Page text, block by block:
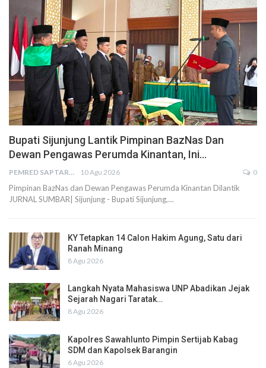
Bupati Sijunjung Lantik Pimpinan BazNas Dan
Dewan Pengawas Perumda Kinantan, Ini…
PEMRED SAPTARIUS 10 Agu 2026 0
Pimpinan BazNas dan Dewan Pengawas Perumda Kinantan Dilantik
JURNAL SUMBAR| Sijunjung - Bupati Sijunjung,…
KY Tetapkan 14 Calon Hakim Agung, Satu dari
Ranah Minang
8 Agu 2026
Langkah Nyata Mahasiswa UNP Abadikan Jejak
Sejarah Nagari Taratak…
8 Agu 2026
Kapolres Sawahlunto Pimpin Sertijab Kabag
SDM dan Kapolsek Barangin
6 Agu 2026